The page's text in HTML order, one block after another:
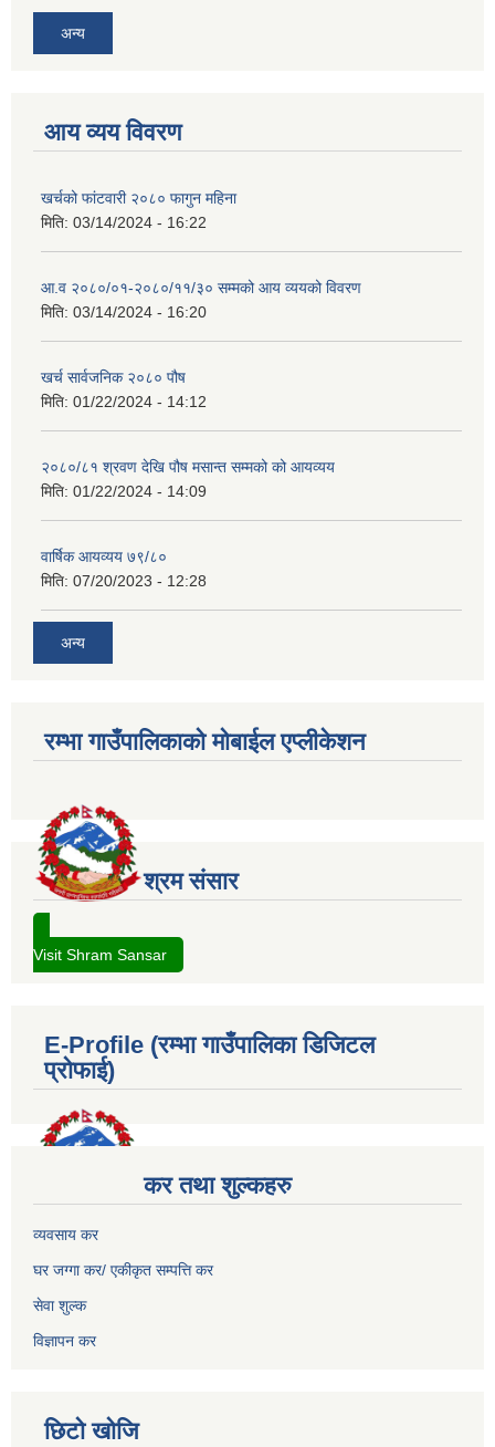
अन्य
आय व्यय विवरण
खर्चको फांटवारी २०८० फागुन महिना
मिति: 03/14/2024 - 16:22
आ.व २०८०/०१-२०८०/११/३० सम्मको आय व्ययको विवरण
मिति: 03/14/2024 - 16:20
खर्च सार्वजनिक २०८० पौष
मिति: 01/22/2024 - 14:12
२०८०/८१ श्रवण देखि पौष मसान्त सम्मको को आयव्यय
मिति: 01/22/2024 - 14:09
वार्षिक आयव्यय ७९/८०
मिति: 07/20/2023 - 12:28
अन्य
रम्भा गाउँपालिकाको मोबाईल एप्लीकेशन
श्रम संसार
Visit Shram Sansar
E-Profile (रम्भा गाउँपालिका डिजिटल
प्रोफाई)
कर तथा शुल्कहरु
व्यवसाय कर
घर जग्गा कर/ एकीकृत सम्पत्ति कर
सेवा शुल्क
विज्ञापन कर
छिटो खोजि